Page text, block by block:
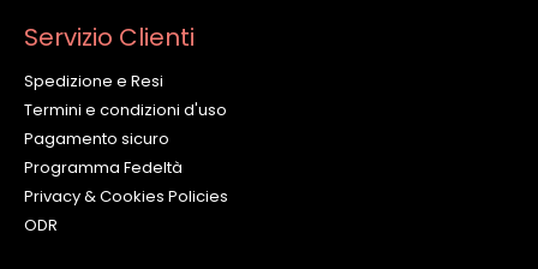
Servizio Clienti
Spedizione e Resi
Termini e condizioni d'uso
Pagamento sicuro
Programma Fedeltà
Privacy & Cookies Policies
ODR